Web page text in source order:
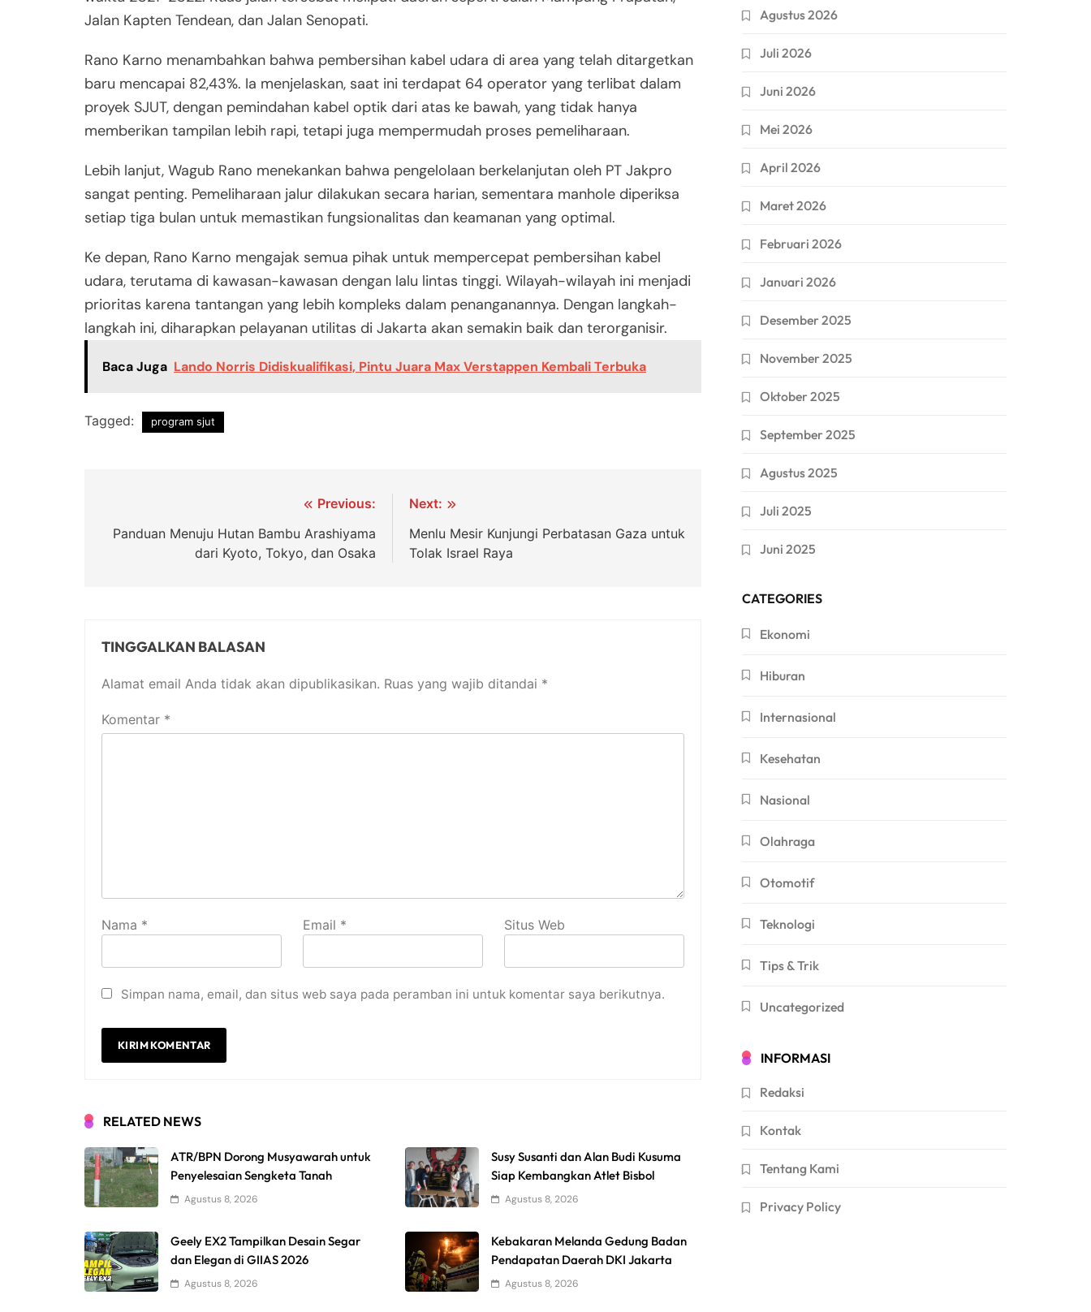
Jalan Kapten Tendean, dan Jalan Senopati.
Rano Karno menambahkan bahwa pembersihan kabel udara di area yang telah ditargetkan
baru mencapai 82,43%. Ia menjelaskan, saat ini terdapat 64 operator yang terlibat dalam
proyek SJUT, dengan pemindahan kabel optik dari atas ke bawah, yang tidak hanya
memberikan tampilan lebih rapi, tetapi juga mempermudah proses pemeliharaan.
Lebih lanjut, Wagub Rano menekankan bahwa pengelolaan berkelanjutan oleh PT Jakpro
sangat penting. Pemeliharaan jalur dilakukan secara harian, sementara manhole diperiksa
setiap tiga bulan untuk memastikan fungsionalitas dan keamanan yang optimal.
Ke depan, Rano Karno mengajak semua pihak untuk mempercepat pembersihan kabel
udara, terutama di kawasan-kawasan dengan lalu lintas tinggi. Wilayah-wilayah ini menjadi
prioritas karena tantangan yang lebih kompleks dalam penanganannya. Dengan langkah-
langkah ini, diharapkan pelayanan utilitas di Jakarta akan semakin baik dan terorganisir.
Baca Juga Lando Norris Didiskualifikasi, Pintu Juara Max Verstappen Kembali Terbuka
Tagged: program sjut
pos
Previous:
Panduan Menuju Hutan Bambu Arashiyama
dari Kyoto, Tokyo, dan Osaka
Next:
Menlu Mesir Kunjungi Perbatasan Gaza untuk
Tolak Israel Raya
TINGGALKAN BALASAN
Alamat email Anda tidak akan dipublikasikan. Ruas yang wajib ditandai *
Komentar *
Nama * Email * Situs Web
Simpan nama, email, dan situs web saya pada peramban ini untuk komentar saya berikutnya.
RELATED NEWS
ATR/BPN Dorong Musyawarah untuk
Penyelesaian Sengketa Tanah
Agustus 8, 2026
Susy Susanti dan Alan Budi Kusuma
Siap Kembangkan Atlet Bisbol
Agustus 8, 2026
Geely EX2 Tampilkan Desain Segar
dan Elegan di GIIAS 2026
Agustus 8, 2026
Kebakaran Melanda Gedung Badan
Pendapatan Daerah DKI Jakarta
Agustus 8, 2026
Agustus 2026
Juli 2026
Juni 2026
Mei 2026
April 2026
Maret 2026
Februari 2026
Januari 2026
Desember 2025
November 2025
Oktober 2025
September 2025
Agustus 2025
Juli 2025
Juni 2025
CATEGORIES
Ekonomi
Hiburan
Internasional
Kesehatan
Nasional
Olahraga
Otomotif
Teknologi
Tips & Trik
Uncategorized
INFORMASI
Redaksi
Kontak
Tentang Kami
Privacy Policy